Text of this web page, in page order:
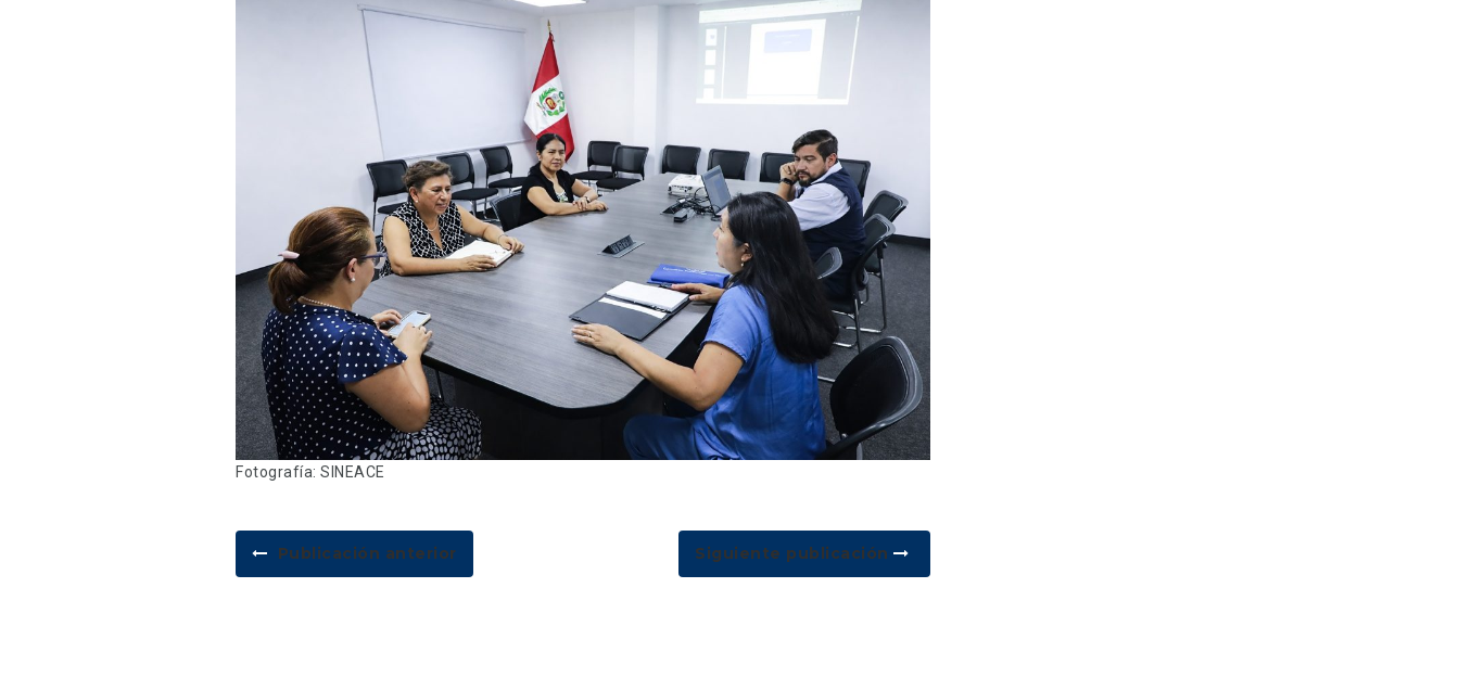
Fotografía: SINEACE
Publicación anterior Siguiente publicación